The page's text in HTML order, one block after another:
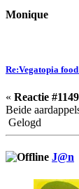
Monique
Re:Vegatopia
« Reactie
Beide
Gelogd
J@n